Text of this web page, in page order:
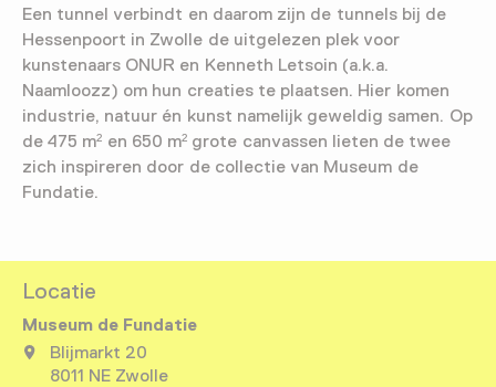
Een tunnel verbindt en daarom zijn de tunnels bij de
Hessenpoort in Zwolle de uitgelezen plek voor
kunstenaars ONUR en Kenneth Letsoin (a.k.a.
Naamloozz) om hun creaties te plaatsen. Hier komen
industrie, natuur én kunst namelijk geweldig samen. Op
de 475 m² en 650 m² grote canvassen lieten de twee
zich inspireren door de collectie van Museum de
Fundatie.
Locatie
Museum de Fundatie
Blijmarkt 20
8011 NE Zwolle